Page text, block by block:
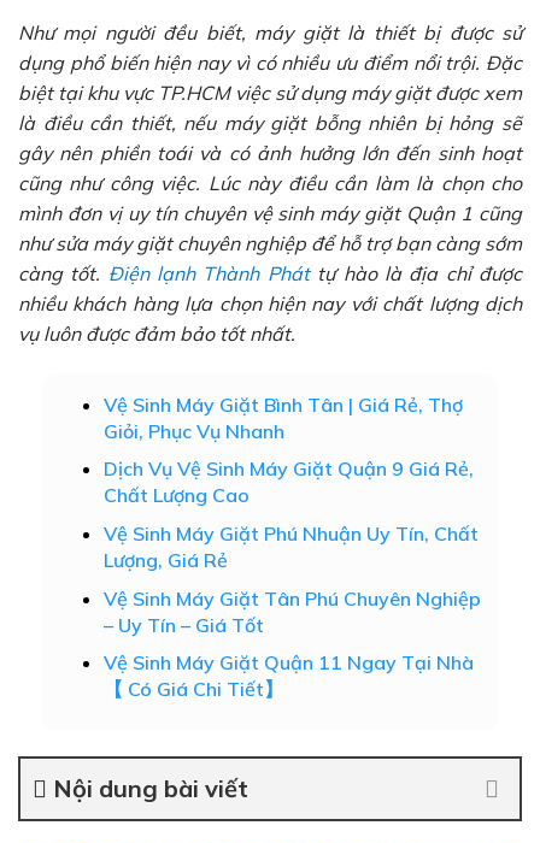
Như mọi người đều biết, máy giặt là thiết bị được sử
dụng phổ biến hiện nay vì có nhiều ưu điểm nổi trội. Đặc
biệt tại khu vực TP.HCM việc sử dụng máy giặt được xem
là điều cần thiết, nếu máy giặt bỗng nhiên bị hỏng sẽ
gây nên phiền toái và có ảnh hưởng lớn đến sinh hoạt
cũng như công việc. Lúc này điều cần làm là chọn cho
mình đơn vị uy tín chuyên vệ sinh máy giặt Quận 1 cũng
như sửa máy giặt chuyên nghiệp để hỗ trợ bạn càng sớm
càng tốt. Điện lạnh Thành Pháttự hào là địa chỉ được
nhiều khách hàng lựa chọn hiện nay với chất lượng dịch
vụ luôn được đảm bảo tốt nhất.
Vệ Sinh Máy Giặt Bình Tân | Giá Rẻ, Thợ
Giỏi, Phục Vụ Nhanh
Dịch Vụ Vệ Sinh Máy Giặt Quận 9 Giá Rẻ,
Chất Lượng Cao
Vệ Sinh Máy Giặt Phú Nhuận Uy Tín, Chất
Lượng, Giá Rẻ
Vệ Sinh Máy Giặt Tân Phú Chuyên Nghiệp
– Uy Tín – Giá Tốt
Vệ Sinh Máy Giặt Quận 11 Ngay Tại Nhà
【️ Có Giá Chi Tiết】
Nội dung bài viết